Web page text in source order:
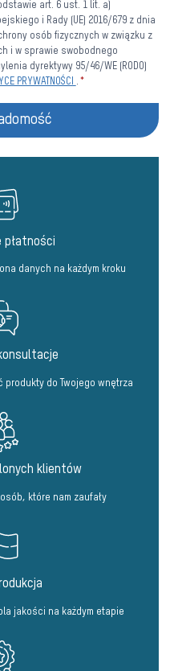
art. 6 ust. 1 lit. a)
i Rady (UE) 2016/679 z dnia
osób fizycznych w związku z
i w sprawie swobodnego
dyrektywy 95/46/WE (RODO)
PRYWATNOŚCI . *
płatności
danych na każdym kroku
produkty do Twojego wnętrza
klientów
które nam zaufały
jakości na każdym etapie